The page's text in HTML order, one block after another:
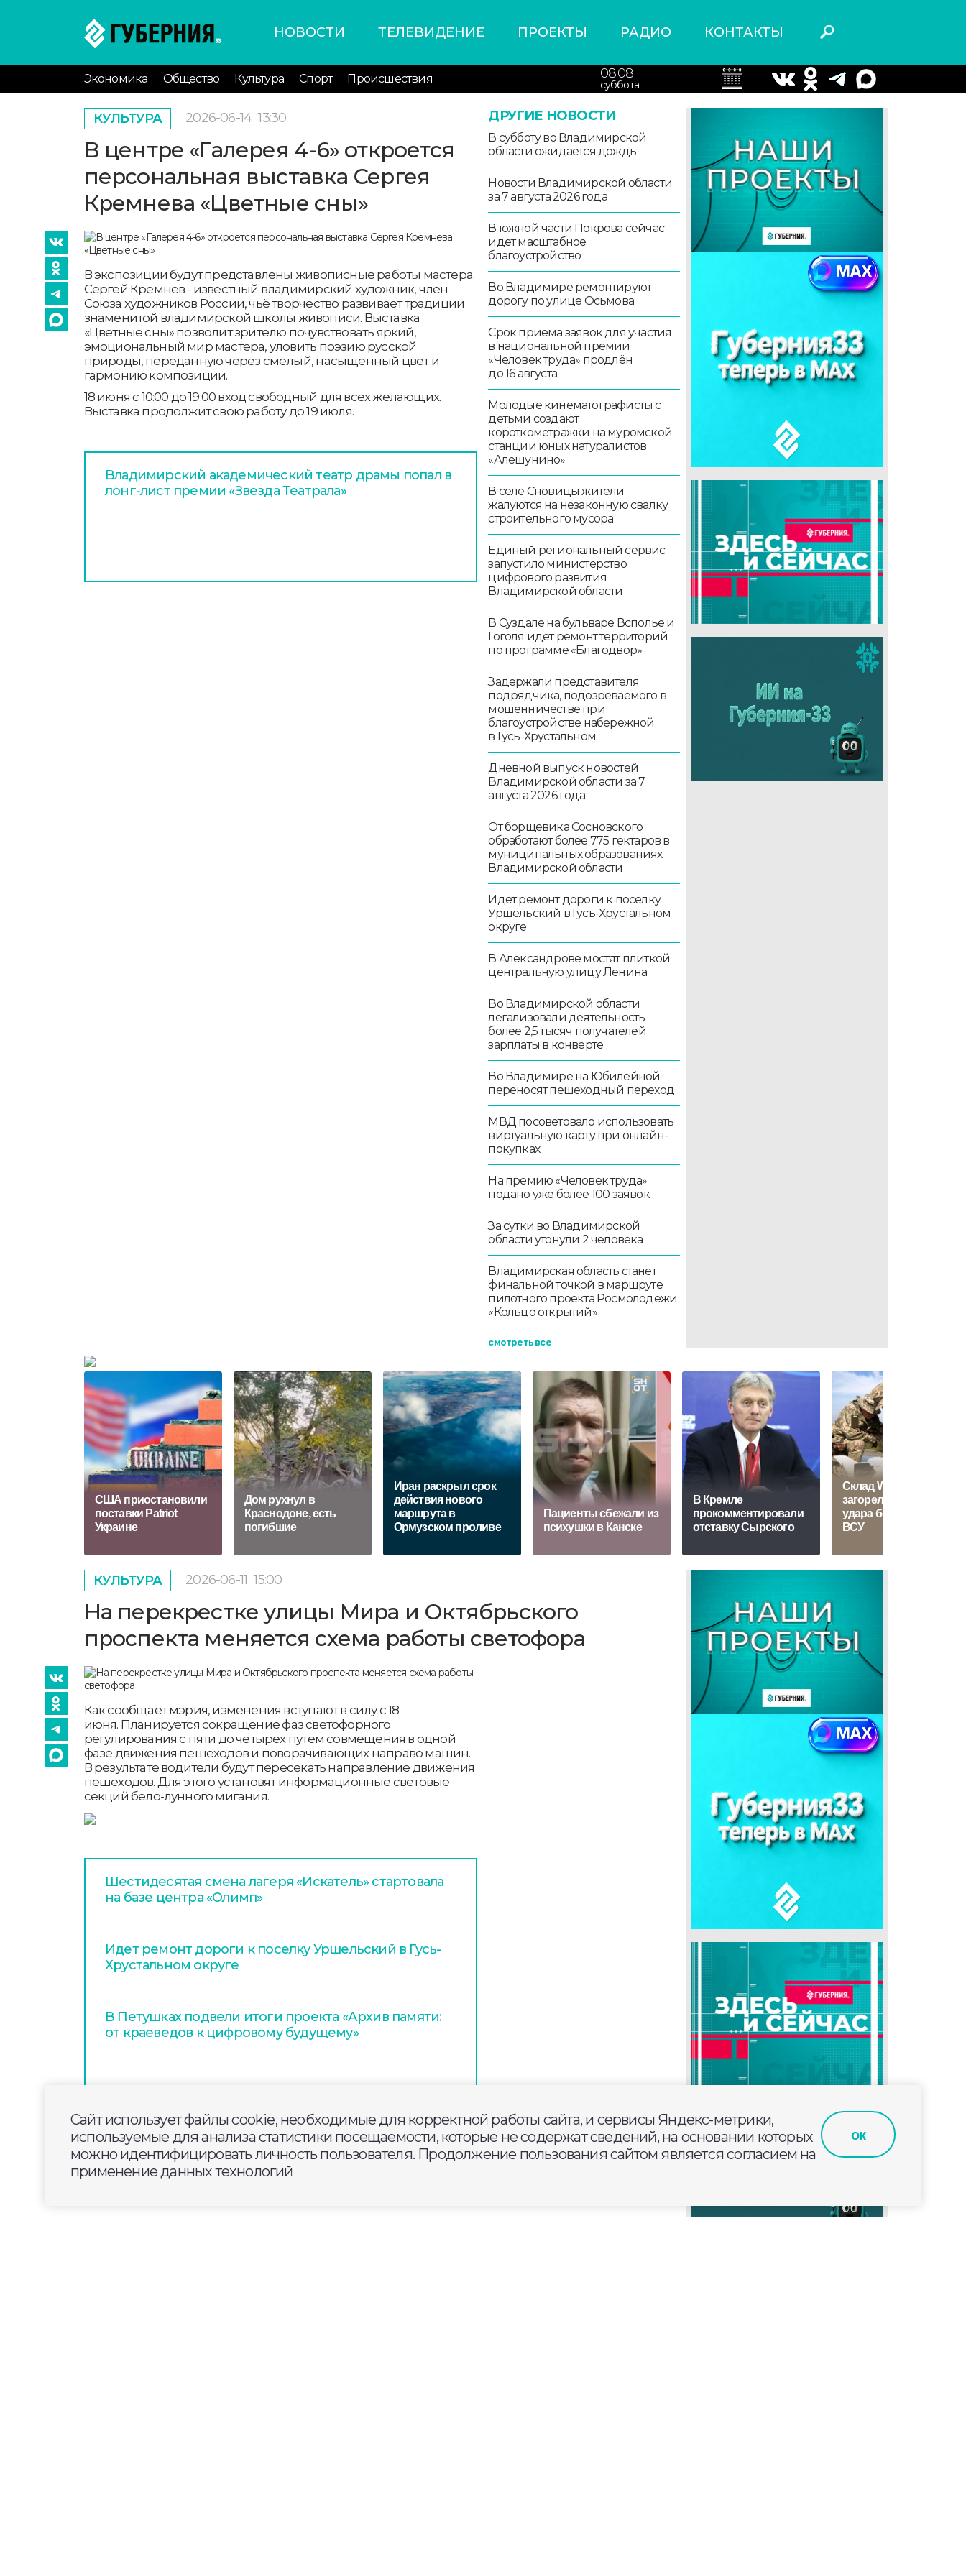
НОВОСТИ ТЕЛЕВИДЕНИЕ ПРОЕКТЫ РАДИО КОНТАКТЫ
Экономика Общество Культура Спорт Происшествия 08.08
суббота
КУЛЬТУРА 2026-06-14 13:30
В центре «Галерея 4-6» откроется
персональная выставка Сергея
Кремнева «Цветные сны»
В экспозиции будут представлены живописные работы мастера.
Сергей Кремнев - известный владимирский художник, член
Союза художников России, чьё творчество развивает традиции
знаменитой владимирской школы живописи. Выставка
«Цветные сны» позволит зрителю почувствовать яркий,
эмоциональный мир мастера, уловить поэзию русской
природы, переданную через смелый, насыщенный цвет и
гармонию композиции.
18 июня с 10:00 до 19:00 вход свободный для всех желающих.
Выставка продолжит свою работу до 19 июля.
Владимирский академический театр драмы попал в
лонг-лист премии «Звезда Театрала»
ДРУГИЕ НОВОСТИ
В субботу во Владимирской
области ожидается дождь
Новости Владимирской области
за 7 августа 2026 года
В южной части Покрова сейчас
идет масштабное
благоустройство
Во Владимире ремонтируют
дорогу по улице Осьмова
Срок приёма заявок для участия
в национальной премии
«Человек труда» продлён
до 16 августа
Молодые кинематографисты с
детьми создают
короткометражки на муромской
станции юных натуралистов
«Алешунино»
В селе Сновицы жители
жалуются на незаконную свалку
строительного мусора
Единый региональный сервис
запустило министерство
цифрового развития
Владимирской области
В Суздале на бульваре Всполье и
Гоголя идет ремонт территорий
по программе «Благодвор»
Задержали представителя
подрядчика, подозреваемого в
мошенничестве при
благоустройстве набережной
в Гусь-Хрустальном
Дневной выпуск новостей
Владимирской области за 7
августа 2026 года
От борщевика Сосновского
обработают более 775 гектаров в
муниципальных образованиях
Владимирской области
Идет ремонт дороги к поселку
Уршельский в Гусь-Хрустальном
округе
В Александрове мостят плиткой
центральную улицу Ленина
Во Владимирской области
легализовали деятельность
более 2,5 тысяч получателей
зарплаты в конверте
Во Владимире на Юбилейной
переносят пешеходный переход
МВД посоветовало использовать
виртуальную карту при онлайн-
покупках
На премию «Человек труда»
подано уже более 100 заявок
За сутки во Владимирской
области утонули 2 человека
Владимирская область станет
финальной точкой в маршруте
пилотного проекта Росмолодёжи
«Кольцо открытий»
смотреть все
США приостановили
поставки Patriot
Украине
Дом рухнул в
Краснодоне, есть
погибшие
Иран раскрыл срок
действия нового
маршрута в
Ормузском проливе
Пациенты сбежали из
психушки в Канске
В Кремле
прокомментировали
отставку Сырского
Склад Wildberries
загорелся после
удара беспилотника
ВСУ
КУЛЬТУРА 2026-06-11 15:00
На перекрестке улицы Мира и Октябрьского
проспекта меняется схема работы светофора
Как сообщает мэрия, изменения вступают в силу с 18
июня. Планируется сокращение фаз светофорного
регулирования с пяти до четырех путем совмещения в одной
фазе движения пешеходов и поворачивающих направо машин.
В результате водители будут пересекать направление движения
пешеходов. Для этого установят информационные световые
секций бело-лунного мигания.
Шестидесятая смена лагеря «Искатель» стартовала
на базе центра «Олимп»
Идет ремонт дороги к поселку Уршельский в Гусь-
Хрустальном округе
В Петушках подвели итоги проекта «Архив памяти:
от краеведов к цифровому будущему»
Сайт использует файлы cookie, необходимые для корректной работы сайта, и сервисы Яндекс-метрики,
используемые для анализа статистики посещаемости, которые не содержат сведений, на основании которых
можно идентифицировать личность пользователя. Продолжение пользования сайтом является согласием на
применение данных технологий
ок